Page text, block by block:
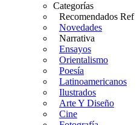
Categorías
Recomendados Ref
Novedades
Narrativa
Ensayos
Orientalismo
Poesía
Latinoamericanos
Ilustrados
Arte Y Diseño
Cine